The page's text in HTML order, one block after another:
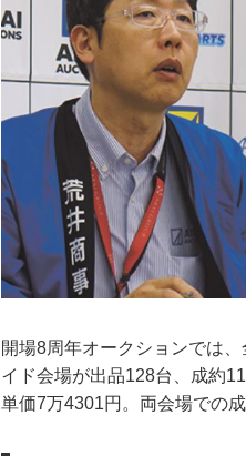
開場8周年オークションでは
イド会場が出品128台、成約
単価7万4301円。両会場での